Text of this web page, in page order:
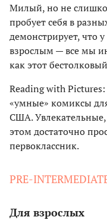
Милый, но не
пробует себя в
демонстрирует, что
взрослым — все мы
как этот
Reading with
«умные» комиксы
США.
этом достаточно
первоклассник.
PRE-
Для взрослых